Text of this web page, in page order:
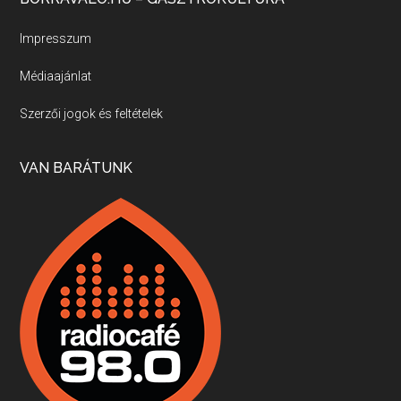
Villány, kékfrankos, Jackfall
Apr 17, 2026 • 00:35:38
Boston, teadélután, bab és homár
Apr 9, 2026 • 00:37:17
Fermentáljunk, a testünk meghálálja!
Apr 3, 2026 • 00:36:07
Impresszum
Médiaajánlat
Szerzői jogok és feltételek
VAN BARÁTUNK